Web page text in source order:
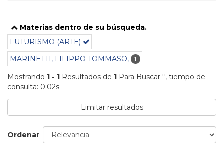
Materias dentro de su búsqueda.
FUTURISMO (ARTE)
MARINETTI, FILIPPO TOMMASO,
1
Mostrando 1 - 1 Resultados de 1 Para Buscar '', tiempo de
consulta: 0.02s
Limitar resultados
Ordenar